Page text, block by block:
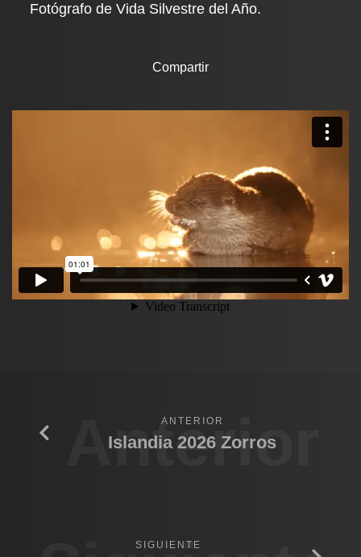
Fotógrafo de Vida Silvestre del Año.
Compartir
Anterior
ANTERIOR
Islandia 2026 Zorros
SIGUIENTE